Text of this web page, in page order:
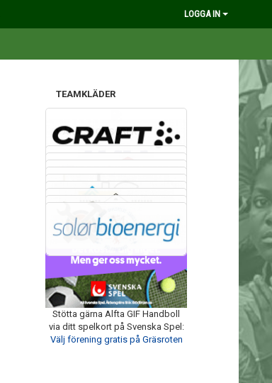
LOGGA IN
TEAMKLÄDER
VÅRA SPONSORER
GRÄSROTEN
Stötta gärna Alfta GIF Handboll
via ditt spelkort på Svenska Spel:
Välj förening gratis på Gräsroten